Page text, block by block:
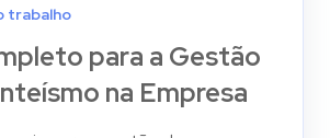
trabalho
para a Gestão
na Empresa